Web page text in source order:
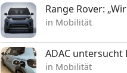
Range Rover:
in Mobilität
ADAC
in Mobilität